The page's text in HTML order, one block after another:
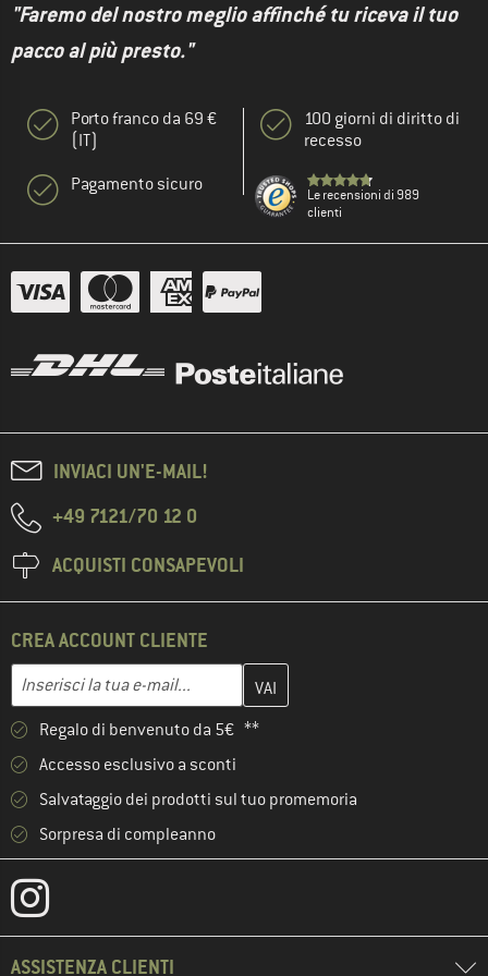
"Faremo del nostro meglio affinché tu riceva il tuo
pacco al più presto."
Porto franco da 69 €
(IT)
Pagamento sicuro
100 giorni di diritto di
recesso
Le recensioni di 989
clienti
INVIACI UN'E-MAIL!
+49 7121/70 12 0
ACQUISTI CONSAPEVOLI
CREA ACCOUNT CLIENTE
Indirizzo e-mail
Inserisci qui il tuo indirizzo e-mail e crea il tuo account cliente
Regalo di benvenuto da 5€ **
Accesso esclusivo a sconti
Salvataggio dei prodotti sul tuo promemoria
Sorpresa di compleanno
ASSISTENZA CLIENTI